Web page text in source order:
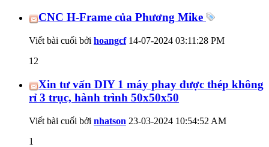
CNC H-Frame của Phương Mike
Viết bài cuối bởi hoangcf14-07-2024 03:11:28 PM
12
Xin tư vấn DIY 1 máy phay được thép không
rỉ 3 trục, hành trình 50x50x50
Viết bài cuối bởi nhatson 23-03-2024 10:54:52 AM
1